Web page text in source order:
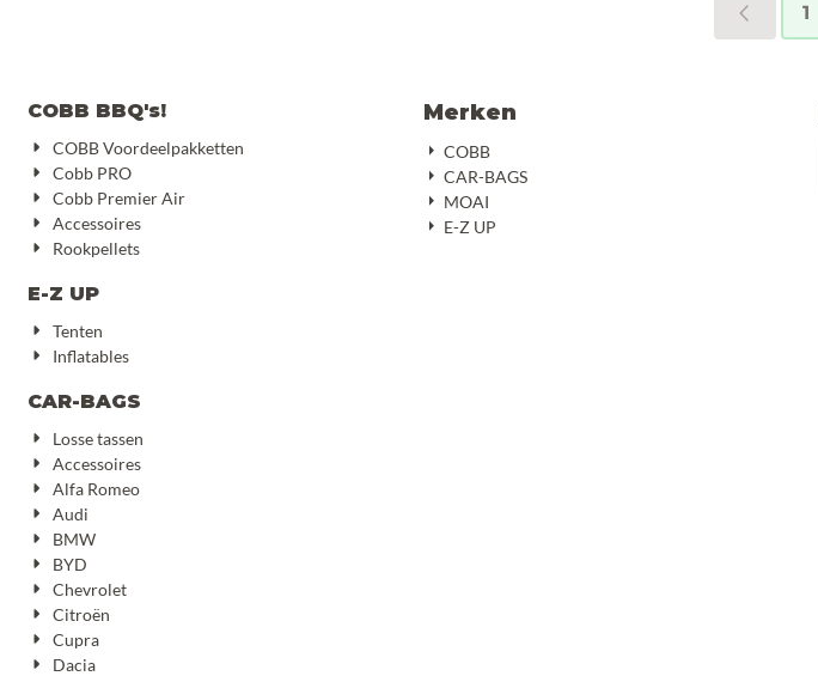
1
COBB BBQ's!
COBB Voordeelpakketten
Cobb PRO
Cobb Premier Air
Accessoires
Rookpellets
E-Z UP
Tenten
Inflatables
CAR-BAGS
Losse tassen
Accessoires
Alfa Romeo
Audi
BMW
BYD
Chevrolet
Citroën
Cupra
Dacia
Merken
COBB
CAR-BAGS
MOAI
E-Z UP